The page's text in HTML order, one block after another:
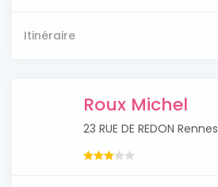
Itinéraire
Roux Michel
23 RUE DE REDON Rennes